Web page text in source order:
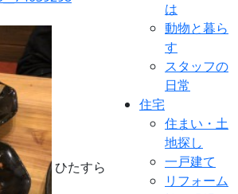
ひたすら
は
動物と暮ら
す
スタッフの
日常
住宅
住まい・土
地探し
一戸建て
リフォーム